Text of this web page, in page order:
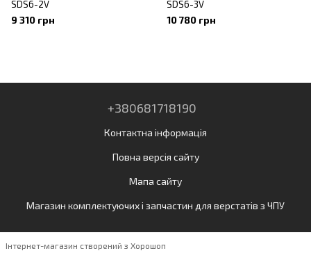
SDS6-2V
9 310 грн
SDS6-3V
10 780 грн
+380681718190
Контактна інформація
Повна версія сайту
Мапа сайту
Магазин комплектуючих і запчастин для верстатів з ЧПУ
Інтернет-магазин створений з Хорошоп